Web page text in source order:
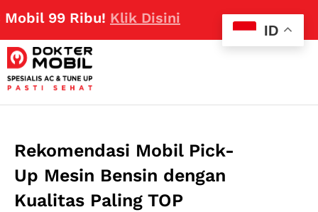
Ribu!Klik Disini
Rekomendasi Mobil Pick-
Up Mesin Bensin dengan
Kualitas Paling TOP
ID